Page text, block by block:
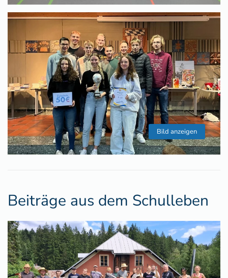
Bild anzeigen
Beiträge aus dem Schulleben